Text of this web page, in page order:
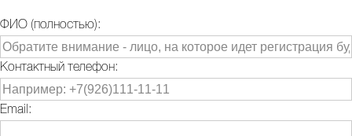
ФИО (полностью):
Контактный телефон:
Email: